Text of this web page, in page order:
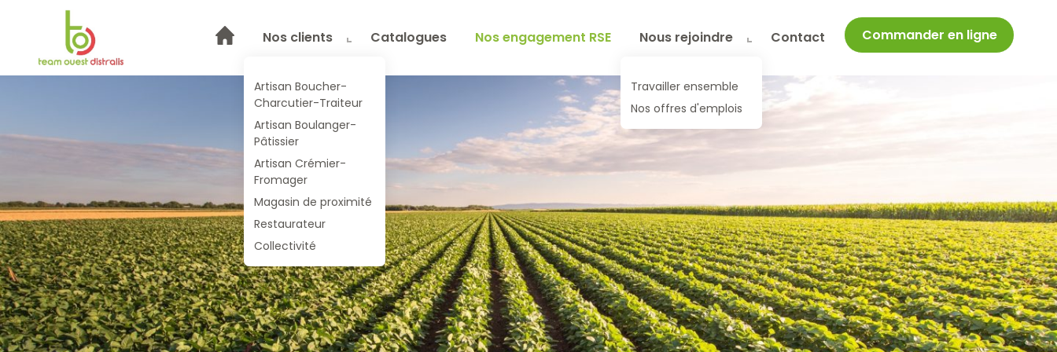
Nos clients
Artisan Boucher-
Charcutier-Traiteur
Artisan Boulanger-
Pâtissier
Artisan Crémier-
Fromager
Magasin de proximité
Restaurateur
Collectivité
Catalogues Nos engagement RSE Nous rejoindre
Travailler ensemble
Nos offres d'emplois
Contact Commander en ligne